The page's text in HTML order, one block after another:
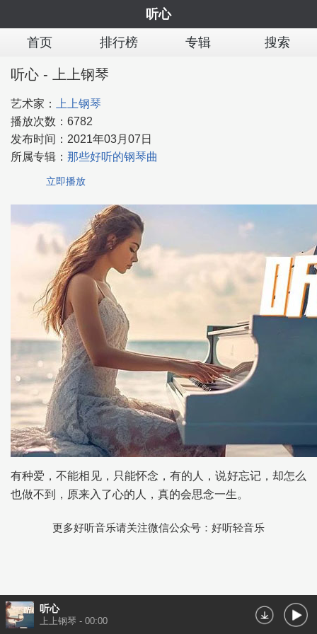
听心
首页
排行榜 专辑 搜索
听心 - 上上钢琴
艺术家：
上上钢琴
播放次数： 6782
发布时间： 2021年03月07日
所属专辑： 那些好听的钢琴曲
立即播放
有种爱，不能相见，只能怀念，有的人，说好忘记，却怎么
也做不到，原来入了心的人，真的会思念一生。
更多好听音乐请关注微信公众号：好听轻音乐
听心
上上钢琴 - 00:00